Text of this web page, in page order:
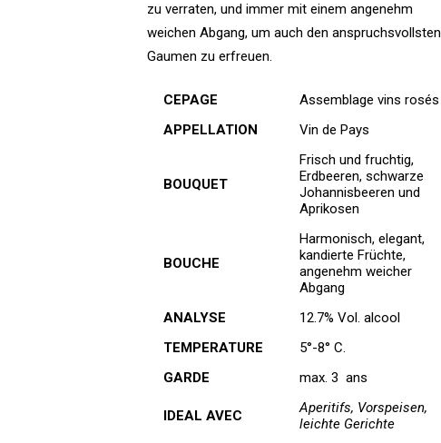
zu verraten, und immer mit einem angenehm
weichen Abgang, um auch den anspruchsvollsten
Gaumen zu erfreuen.
CEPAGE
Assemblage vins rosés
APPELLATION
Vin de Pays
BOUQUET
Frisch und fruchtig,
Erdbeeren, schwarze
Johannisbeeren und
Aprikosen
BOUCHE
Harmonisch, elegant,
kandierte Früchte,
angenehm weicher
Abgang
ANALYSE
12.7% Vol. alcool
TEMPERATURE
5°-8° C.
GARDE
max. 3 ans
IDEAL AVEC
Aperitifs, Vorspeisen,
leichte Gerichte